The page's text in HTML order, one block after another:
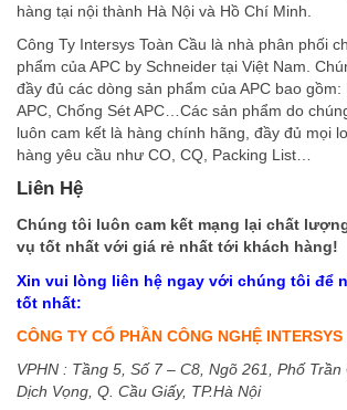
hàng tại nội thành Hà Nội và Hồ Chí Minh.
Công Ty Intersys Toàn Cầu là nhà phân phối
phẩm của APC by Schneider tại Việt Nam.
đầy đủ các dòng sản phẩm của APC bao gồm:
APC, Chống Sét APC…Các sản phẩm do
luôn cam kết là hàng chính hãng, đầy đủ mọi
hàng yêu cầu như CO, CQ, Packing List…
Liên Hệ
Chúng tôi luôn cam kết mạng lại chất
vụ tốt nhất với giá rẻ nhất tới khách hàng!
Xin vui lòng liên hệ ngay với chúng tôi để
tốt nhất:
CÔNG TY CỔ PHẦN CÔNG NGHỆ
VPHN : Tầng 5, Số 7 – C8, Ngõ 261, Phố Trần
Dịch Vọng, Q. Cầu Giấy, TP.Hà Nội